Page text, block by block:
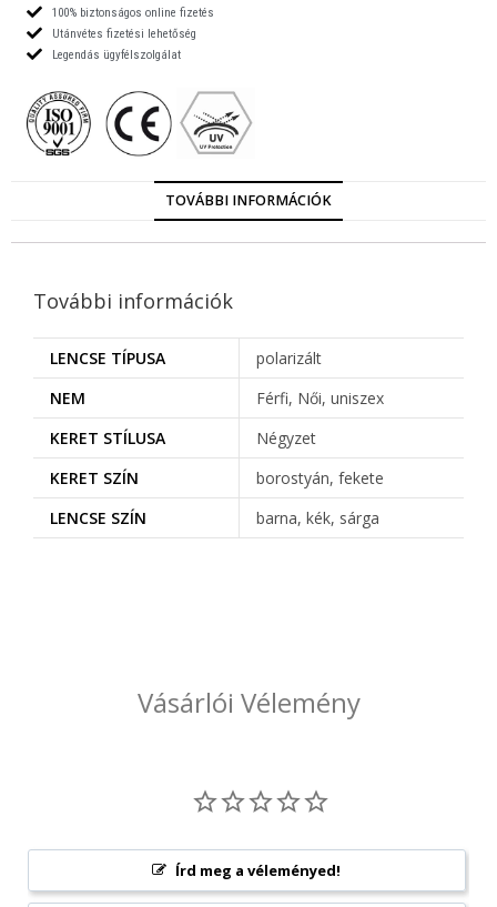
100% biztonságos online fizetés
Utánvétes fizetési lehetőség
Legendás ügyfélszolgálat
TOVÁBBI INFORMÁCIÓK
További információk
LENCSE TÍPUSA
polarizált
NEM
Férfi, Női, uniszex
KERET STÍLUSA
Négyzet
KERET SZÍN
borostyán, fekete
LENCSE SZÍN
barna, kék, sárga
Vásárlói Vélemény
Írd meg a véleményed!